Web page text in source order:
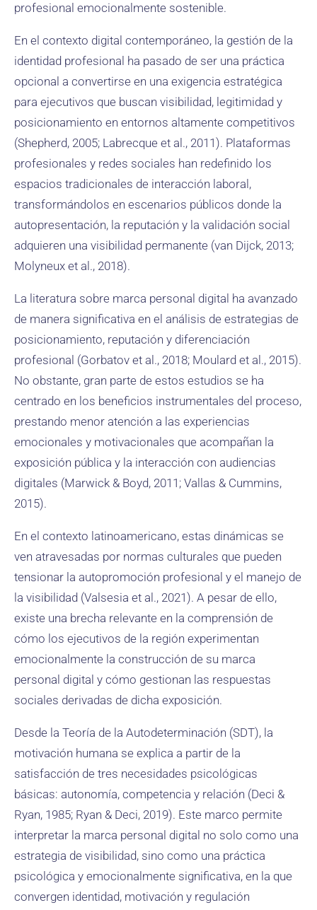
profesional emocionalmente sostenible.
En el contexto digital contemporáneo, la gestión de la
identidad profesional ha pasado de ser una práctica
opcional a convertirse en una exigencia estratégica
para ejecutivos que buscan visibilidad, legitimidad y
posicionamiento en entornos altamente competitivos
(Shepherd, 2005; Labrecque et al., 2011). Plataformas
profesionales y redes sociales han redefinido los
espacios tradicionales de interacción laboral,
transformándolos en escenarios públicos donde la
autopresentación, la reputación y la validación social
adquieren una visibilidad permanente (van Dijck, 2013;
Molyneux et al., 2018).
La literatura sobre marca personal digital ha avanzado
de manera significativa en el análisis de estrategias de
posicionamiento, reputación y diferenciación
profesional (Gorbatov et al., 2018; Moulard et al., 2015).
No obstante, gran parte de estos estudios se ha
centrado en los beneficios instrumentales del proceso,
prestando menor atención a las experiencias
emocionales y motivacionales que acompañan la
exposición pública y la interacción con audiencias
digitales (Marwick & Boyd, 2011; Vallas & Cummins,
2015).
En el contexto latinoamericano, estas dinámicas se
ven atravesadas por normas culturales que pueden
tensionar la autopromoción profesional y el manejo de
la visibilidad (Valsesia et al., 2021). A pesar de ello,
existe una brecha relevante en la comprensión de
cómo los ejecutivos de la región experimentan
emocionalmente la construcción de su marca
personal digital y cómo gestionan las respuestas
sociales derivadas de dicha exposición.
Desde la Teoría de la Autodeterminación (SDT), la
motivación humana se explica a partir de la
satisfacción de tres necesidades psicológicas
básicas: autonomía, competencia y relación (Deci &
Ryan, 1985; Ryan & Deci, 2019). Este marco permite
interpretar la marca personal digital no solo como una
estrategia de visibilidad, sino como una práctica
psicológica y emocionalmente significativa, en la que
convergen identidad, motivación y regulación